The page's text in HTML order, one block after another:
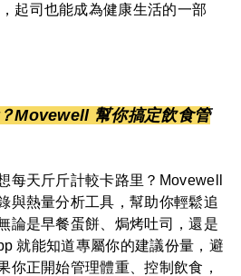
起司也能成為健康生活的一部
Movewell 幫你搞定飲食管
每天斤斤計較卡路里？Movewell
與熱量分析工具，幫助你輕鬆追
論是早餐蛋餅、焗烤吐司，還是
就能知道專屬你的建議份量，避
你正開始管理體重、控制飲食，